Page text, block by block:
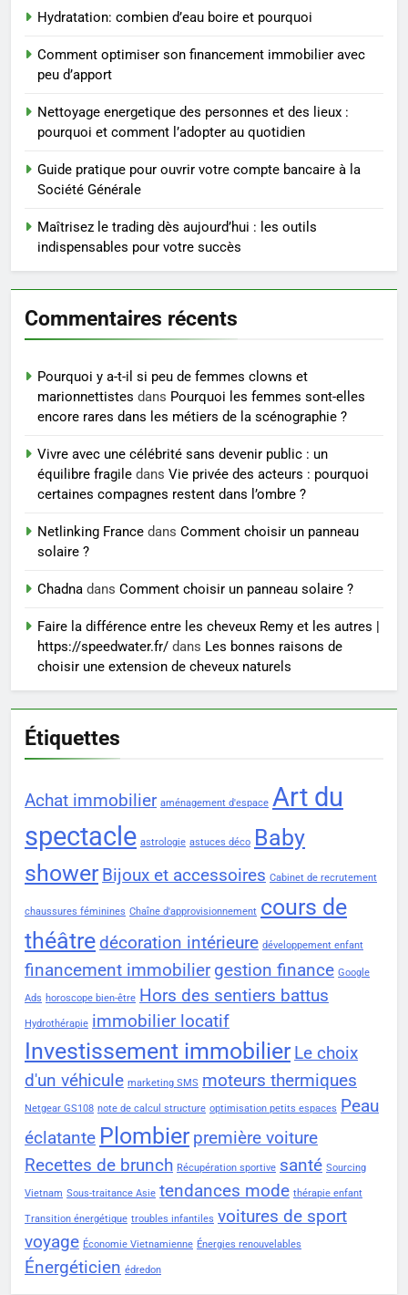
pour perdre du poids
rapidement et durable
BIEN ÊTRE
Infection chronique de l’oreille :
saignements
SANTÉ
6
Les secrets révélés pour une
peau éclatante grâce à The
Ordinary
SANTÉ
7
seniors: aménagement et
exercices
BIEN ÊTRE
8
Voyance à La Rochelle : où
sérieux à un tarif juste ?
BIEN ÊTRE
Hydratation: combien d’eau boire et pourquoi
Comment optimiser son financement immobilier avec
peu d’apport
Nettoyage energetique des personnes et des lieux :
pourquoi et comment l’adopter au quotidien
Guide pratique pour ouvrir votre compte bancaire à la
Société Générale
Maîtrisez le trading dès aujourd’hui : les outils
indispensables pour votre succès
Commentaires récents
Pourquoi y a-t-il si peu de femmes clowns et
marionnettistes dans Pourquoi les femmes sont-elles
encore rares dans les métiers de la scénographie ?
Vivre avec une célébrité sans devenir public : un
équilibre fragile dans Vie privée des acteurs : pourquoi
certaines compagnes restent dans l’ombre ?
Netlinking France dans Comment choisir un panneau
solaire ?
Chadna dans Comment choisir un panneau solaire ?
Faire la différence entre les cheveux Remy et les autres |
https://speedwater.fr/ dans Les bonnes raisons de
choisir une extension de cheveux naturels
Étiquettes
Achat immobilier aménagement d'espace Art du
spectacle astrologie astuces déco Baby
shower Bijoux et accessoires Cabinet de recrutement
chaussures féminines Chaîne d'approvisionnement cours de
théâtre décoration intérieure développement enfant
financement immobilier gestion finance Google
Ads horoscope bien-être Hors des sentiers battus
Hydrothérapie immobilier locatif
Investissement immobilier Le choix
d'un véhicule marketing SMS moteurs thermiques
Netgear GS108 note de calcul structure optimisation petits espaces Peau
éclatante Plombier première voiture
Recettes de brunch Récupération sportive santé Sourcing
Vietnam Sous-traitance Asie tendances mode thérapie enfant
Transition énergétique troubles infantiles voitures de sport
voyage Économie Vietnamienne Énergies renouvelables
Énergéticien édredon